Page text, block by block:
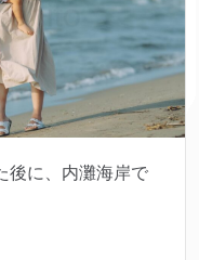
後に、内灘海岸で